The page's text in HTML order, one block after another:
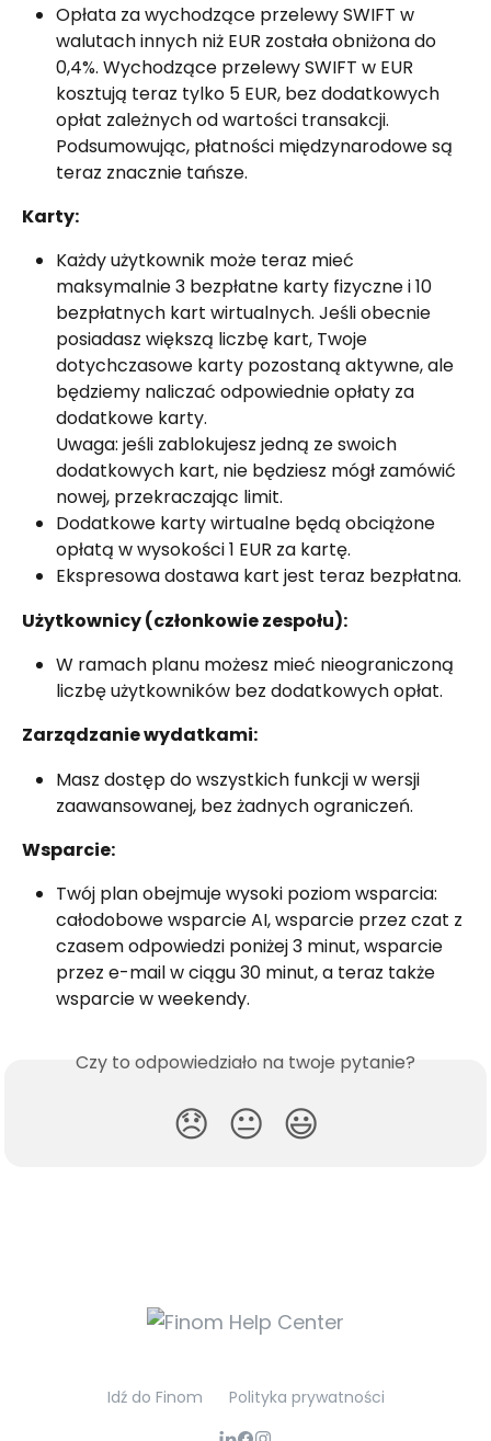
Opłata za wychodzące przelewy SWIFT w
walutach innych niż EUR została obniżona do
0,4%. Wychodzące przelewy SWIFT w EUR
kosztują teraz tylko 5 EUR, bez dodatkowych
opłat zależnych od wartości transakcji.
Podsumowując, płatności międzynarodowe są
teraz znacznie tańsze.
Karty:
Każdy użytkownik może teraz mieć
maksymalnie 3 bezpłatne karty fizyczne i 10
bezpłatnych kart wirtualnych. Jeśli obecnie
posiadasz większą liczbę kart, Twoje
dotychczasowe karty pozostaną aktywne, ale
będziemy naliczać odpowiednie opłaty za
dodatkowe karty.
Uwaga: jeśli zablokujesz jedną ze swoich
dodatkowych kart, nie będziesz mógł zamówić
nowej, przekraczając limit.
Dodatkowe karty wirtualne będą obciążone
opłatą w wysokości 1 EUR za kartę.
Ekspresowa dostawa kart jest teraz bezpłatna.
Użytkownicy (członkowie zespołu):
W ramach planu możesz mieć nieograniczoną
liczbę użytkowników bez dodatkowych opłat.
Zarządzanie wydatkami:
Masz dostęp do wszystkich funkcji w wersji
zaawansowanej, bez żadnych ograniczeń.
Wsparcie:
Twój plan obejmuje wysoki poziom wsparcia:
całodobowe wsparcie AI, wsparcie przez czat z
czasem odpowiedzi poniżej 3 minut, wsparcie
przez e-mail w ciągu 30 minut, a teraz także
wsparcie w weekendy.
Czy to odpowiedziało na twoje pytanie?
😞 😐 😃
Idź do Finom Polityka prywatności